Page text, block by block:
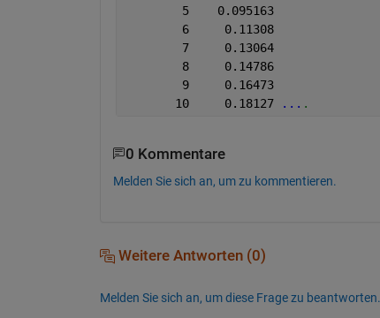
        5    0.095163
        6     0.11308
        7     0.13064
        8     0.14786
        9     0.16473
       10     0.18127
... .
0 Kommentare
Melden Sie sich an, um zu kommentieren.
Weitere Antworten (0)
Melden Sie sich an, um diese Frage zu beantworten.